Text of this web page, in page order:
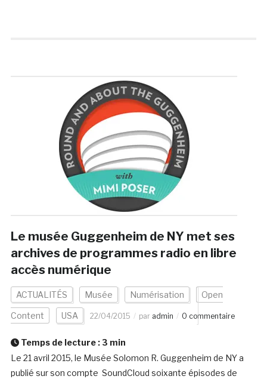
Le musée Guggenheim de NY met ses
archives de programmes radio en libre
accès numérique
ACTUALITÉS Musée Numérisation Open
Content USA 22/04/2015 par admin 0 commentaire
Temps de lecture : 3 min
Le 21 avril 2015, le Musée Solomon R. Guggenheim de NY a
publié sur son compte SoundCloud soixante épisodes de